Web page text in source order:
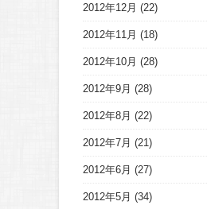
2012年12月 (22)
2012年11月 (18)
2012年10月 (28)
2012年9月 (28)
2012年8月 (22)
2012年7月 (21)
2012年6月 (27)
2012年5月 (34)